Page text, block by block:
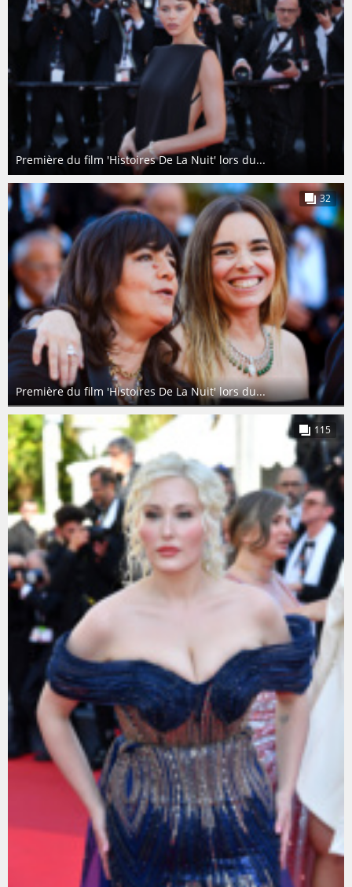
Première du film 'Histoires De La Nuit' lors du...
Première du film 'Histoires De La Nuit' lors du...
32
115